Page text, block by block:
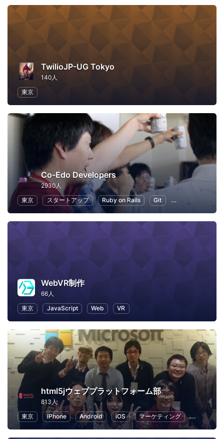
TwilioJP-UG Tokyo
140人
東京
Co-Edo Developers
2930人
東京
スタートアップ Ruby on Rails Git プログラミング
WebVR制作
66人
東京
JavaScript Web VR
html5jウェブプラットフォーム部
813人
東京
iPhone Android iOS マーケティング Web